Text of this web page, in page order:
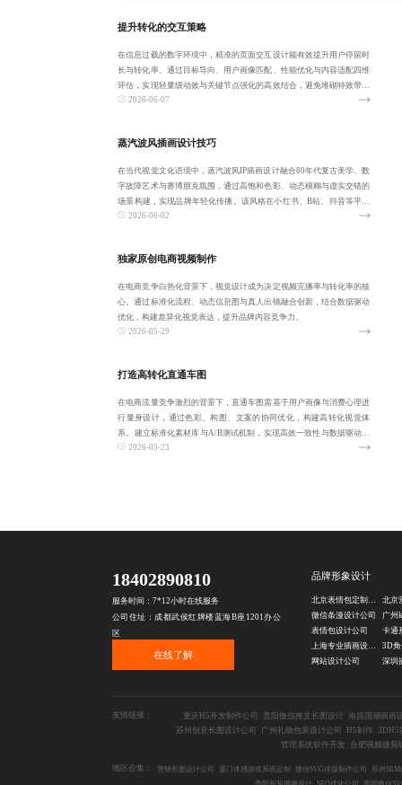
提升转化的交互策略
在信息过载的数字环境中，精准的页面交互设计能有效提升用户停留时
长与转化率。通过目标导向、用户画像匹配、性能优化与内容适配四维
评估，实现轻量级动效与关键节点强化的高效结合，避免堆砌特效带来
的体验损伤。
2026-06-07
蒸汽波风插画设计技巧
在当代视觉文化语境中，蒸汽波风IP插画设计融合80年代复古美学、数
字故障艺术与赛博朋克氛围，通过高饱和色彩、动态模糊与虚实交错的
场景构建，实现品牌年轻化传播。该风格在小红书、B站、抖音等平台
具备强话题
2026-06-02
独家原创电商视频制作
在电商竞争白热化背景下，视觉设计成为决定视频完播率与转化率的核
心。通过标准化流程、动态信息图与真人出镜融合创新，结合数据驱动
优化，构建差异化视觉表达，提升品牌内容竞争力。
2026-05-29
打造高转化直通车图
在电商流量竞争激烈的背景下，直通车图需基于用户画像与消费心理进
行量身设计，通过色彩、构图、文案的协同优化，构建高转化视觉体
系。建立标准化素材库与A/B测试机制，实现高效一致性与数据驱动迭
代，提升点击率
2026-05-23
18402890810
服务时间：7*12小时在线服务
公司住址：成都武侯红牌楼蓝海B座1201办公
区
在线了解
品牌形象设计
微信条漫设计公司
广州
表情包设计公司
卡通
上海专业插画设计公司
3D
网站设计公司
友情链接： 重庆H5开发制作公司 贵阳微信推文长图设计
南昌国潮插画
苏州创意长图设计公司
广州礼物包装设计公司 H5制作 3DH5
管理系统软件开发 合肥视频微剪
地区合集： 营销长图设计公司 厦门体感游戏系统定制 微信SVG排版制作公司
苏州SEM
贵阳包装插画设计 SEO优化公司 贵阳微信